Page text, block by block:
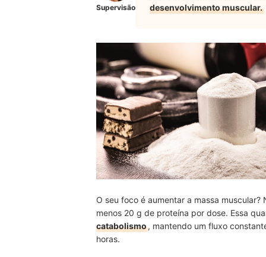
Supervisão
desenvolvimento muscular.
O seu foco é aumentar a massa
menos 20 g de proteína por dose. Essa
catabolismo, mantendo um fluxo
horas.